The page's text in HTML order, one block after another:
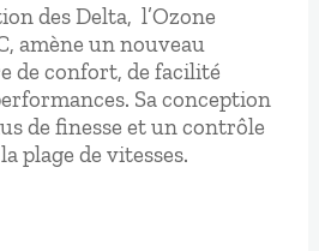
des Delta, l’Ozone
amène un nouveau
de confort, de facilité
Sa conception
de finesse et un contrôle
plage de vitesses.